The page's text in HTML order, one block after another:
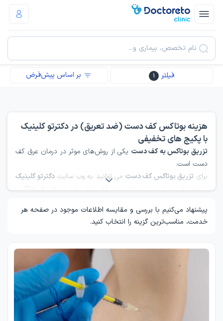
نام تخصص، بیماری و...
فیلتر 1 بر اساس پیش‌فرض
هزینه بوتاکس کف دست (ضد تعریق) در دکترتو کلینیک
با پکیج های تخفیفی
تزریق بوتاکس به کف دست یکی از روش‌های موثر در درمان عرق کف
دست است.
برای تزریق بوتاکس کف دست می توانید به وب سایتدکترتو کلینیک
مراجعه کنید و از بهترین ارائه دهندگان ایران خدماتتزریق بوتاکس
پیشنهاد می‌کنیم با بررسی و مقایسه اطلاعات موجود در صفحه هر
خدمت، مناسب‌ترین گزینه را انتخاب کنید.